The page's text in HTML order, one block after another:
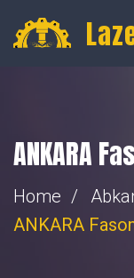
ANKARA
Home
ANKARA